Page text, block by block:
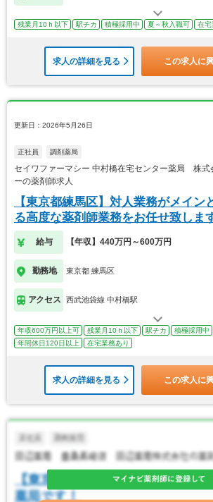
残業月10ｈ以下 駅チカ 積極採用中 夏～秋入職可 在宅
求人の詳細を見る この求人に
更新日：2026年5月26日
正社員 調剤薬局
セイワファーマシー 中村橋在宅センター薬局 株式
ーの薬剤師求人
【東京都練馬区】対人業務がメイン
る高度な薬剤師業務をお任せ致しま
給与 【年収】440万円～600万円
勤務地 東京都 練馬区
アクセス 西武池袋線 中村橋駅
年収600万円以上可 残業月10ｈ以下 駅チカ 積極採用中
年間休日120日以上
在宅業務あり
求人の詳細を見る この求人に